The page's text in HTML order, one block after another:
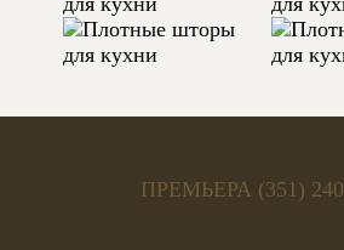
МОДЕРН,
ПРЕМЬЕРА (351)